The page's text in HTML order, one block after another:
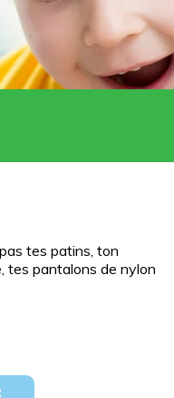
tes patins, ton
tes pantalons de nylon